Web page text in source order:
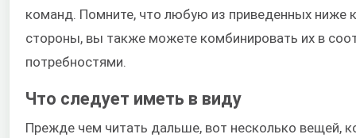
команд. Помните, что любую из приведенных ниже
стороны, вы также можете комбинировать их в
потребностями.
Что следует иметь в виду
Прежде чем читать дальше, вот несколько вещей,